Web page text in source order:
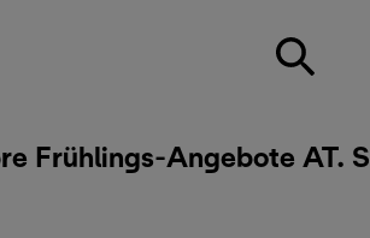
Frühlings-Angebote AT.